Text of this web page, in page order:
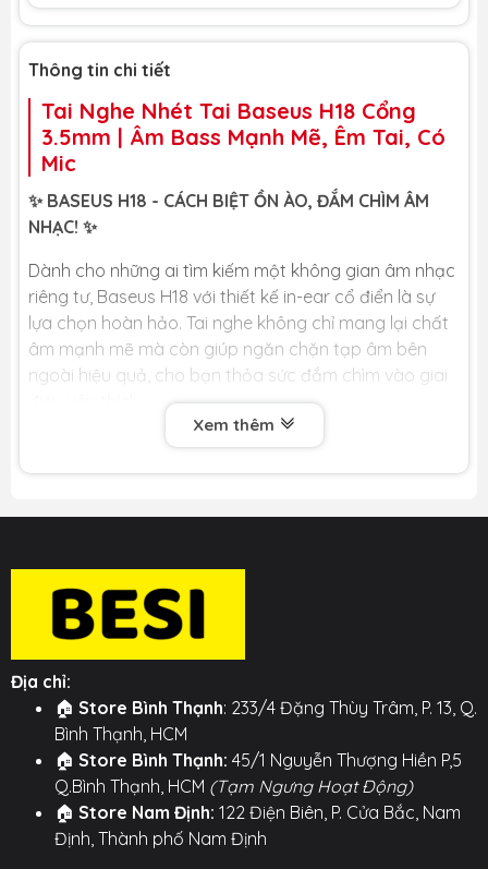
Thông tin chi tiết
Tai Nghe Nhét Tai Baseus H18 Cổng
3.5mm | Âm Bass Mạnh Mẽ, Êm Tai, Có
Mic
✨ BASEUS H18 - CÁCH BIỆT ỒN ÀO, ĐẮM CHÌM ÂM
NHẠC! ✨
Dành cho những ai tìm kiếm một không gian âm nhạc
riêng tư, Baseus H18 với thiết kế in-ear cổ điển là sự
lựa chọn hoàn hảo. Tai nghe không chỉ mang lại chất
âm mạnh mẽ mà còn giúp ngăn chặn tạp âm bên
ngoài hiệu quả, cho bạn thỏa sức đắm chìm vào giai
🏆 LỢI ÍCH CỐT LÕI DÀNH CHO BẠN 🏆
các nút tai silicon mềm mại, tai nghe nằm gọn và kín
môi trường bên ngoài. Cho bạn một không gian riêng
tư để tập trung vào âm nhạc, podcast hay cuộc gọi.
🎶 Âm Bass Mạnh Mẽ, Sống Động: Màng loa polymer
composite được tinh chỉnh đặc biệt để mang đến
chất âm cân bằng với dải bass được tăng cường,
mạnh mẽ và sâu lắng, hoàn hảo cho các dòng nhạc
EDM, Pop và Hip-hop.
🔌 Jack Cắm 3.5mm Phổ Thông: Tương thích với hầu
hết các thiết bị trên thị trường như điện thoại, laptop,
PC, máy tính bảng, máy nghe nhạc MP3 và bất kỳ
Xem thêm
Địa chỉ:
🏠 Store Bình Thạnh: 233/4 Đặng Thùy Trâm, P. 13, Q.
Bình Thạnh, HCM
🏠 Store Bình Thạnh: 45/1 Nguyễn Thượng Hiền P,5
Q.Bình Thạnh, HCM (Tạm Ngưng Hoạt Động)
🏠 Store Nam Định: 122 Điện Biên, P. Cửa Bắc, Nam
Định, Thành phố Nam Định